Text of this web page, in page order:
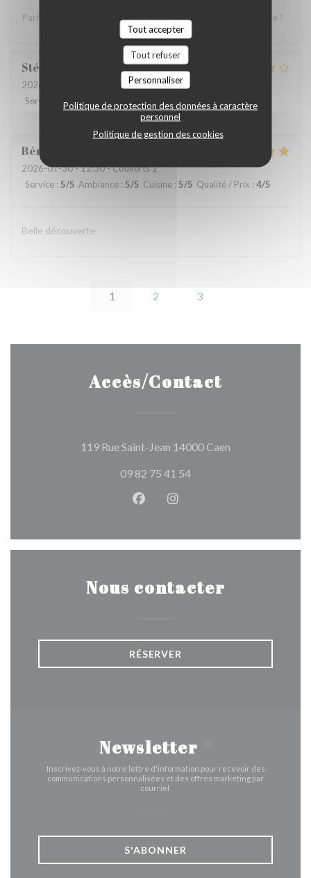
Tout accepter
Tout refuser
Personnaliser
Politique de protection des données à caractère
personnel
Politique de gestion des cookies
Parfait, la nouvelle carte est aussi bonne que la précédente !
Stéphanie
2026-07-29
- 12:30 - Couverts 2
Service
5/5 Ambiance 4 Cuisine 4 Qualité / Prix
Bérénice
2026-07-30- 12:30 - Couverts 2
Service : 5/5 Ambiance : 5/5 Cuisine : 5/5 Qualité / Prix : 4/5
Belle découverte
1 2 3
Accès/Contact
119 Rue Saint-Jean 14000 Caen
09 82 75 41 54
Facebook ((ouvre une
Instagram ((ouvre une
Nous contacter
RÉSERVER
Newsletter
Inscrivez-vous à notre lettre d'information pour recevoir des
communications personnalisées et des offres marketing par
courriel.
S'ABONNER